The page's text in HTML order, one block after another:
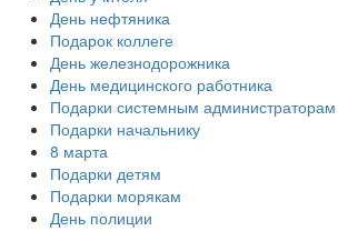
День нефтяника
Подарок коллеге
День железнодорожника
День медицинского работника
Подарки системным администраторам
Подарки начальнику
8 марта
Подарки детям
Подарки морякам
День полиции